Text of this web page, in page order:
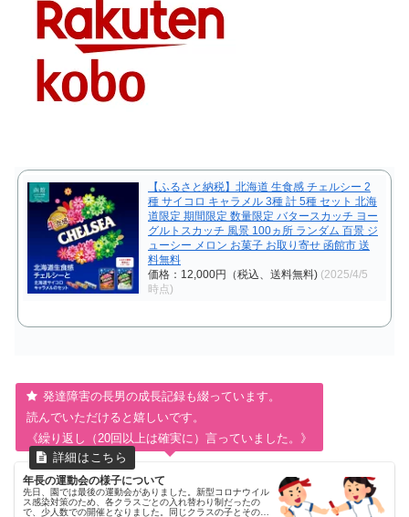
【ふるさと納税】北海道 生食感 チェルシー 2
種 サイコロ キャラメル 3種 計 5種 セット 北海
道限定 期間限定 数量限定 バタースカッチ ヨー
グルトスカッチ 風景 100ヵ所 ランダム 百景 ジ
ューシー メロン お菓子 お取り寄せ 函館市 送
料無料
価格：12,000円（税込、送料無料) (2025/4/5
時点)
発達障害の長男の成長記録も綴っています。
読んでいただけると嬉しいです。
《繰り返し（20回以上は確実に）言っていました。》
年長の運動会の様子について
先日、園では最後の運動会がありました。新型コロナウイル
ス感染対策のため、各クラスごとの入れ替わり制だったの
で、少人数での開催となりました。同じクラスの子とその保